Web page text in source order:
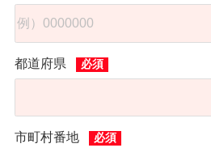
都道府県
市町村番地